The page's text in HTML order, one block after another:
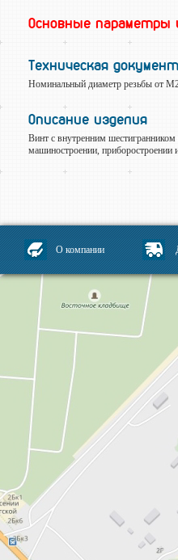
Основные параметры
Техническая
Номинальный диаметр резьбы от
Описание изделия
Винт с внутренним шестигранником
машиностроении,
О компании